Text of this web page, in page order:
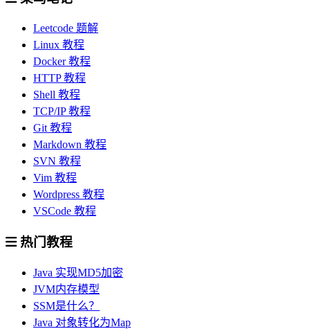
Leetcode 题解
Linux 教程
Docker 教程
HTTP 教程
Shell 教程
TCP/IP 教程
Git 教程
Markdown 教程
SVN 教程
Vim 教程
Wordpress 教程
VSCode 教程
热门教程
Java 实现MD5加密
JVM内存模型
SSM是什么？
Java 对象转化为Map